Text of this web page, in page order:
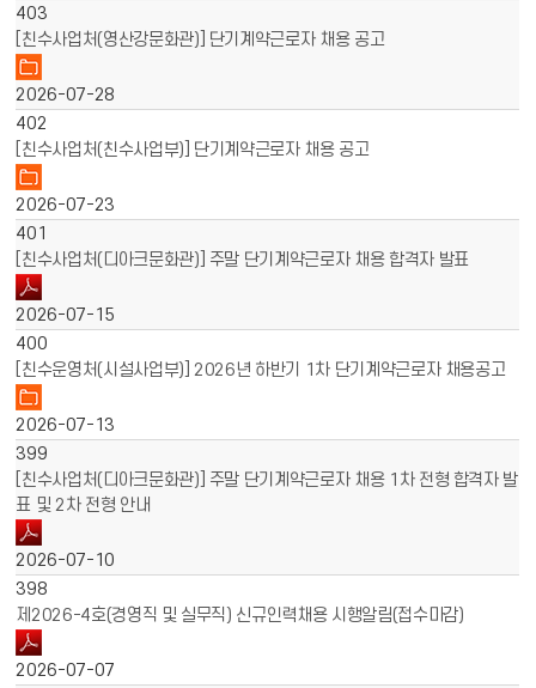
403
[친수사업처(영산강문화관)] 단기계약근로자 채용 공고
2026-07-28
402
[친수사업처(친수사업부)] 단기계약근로자 채용 공고
2026-07-23
401
[친수사업처(디아크문화관)] 주말 단기계약근로자 채용 합격자 발표
2026-07-15
400
[친수운영처(시설사업부)] 2026년 하반기 1차 단기계약근로자 채용공고
2026-07-13
399
[친수사업처(디아크문화관)] 주말 단기계약근로자 채용 1차 전형 합격자 발
표 및 2차 전형 안내
2026-07-10
398
제2026-4호(경영직 및 실무직) 신규인력채용 시행알림(접수마감)
2026-07-07